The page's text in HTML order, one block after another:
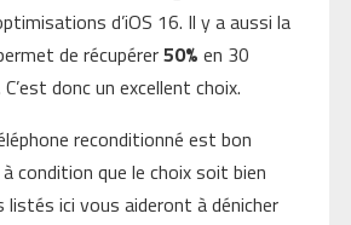
d’iOS 16. Il y a aussi la
de récupérer50% en 30
donc un excellent choix.
reconditionné est bon
condition que le choix soit bien
listés ici vous aideront à dénicher